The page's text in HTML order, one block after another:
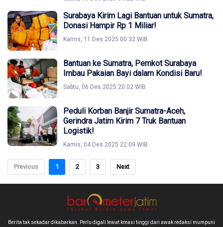
Surabaya Kirim Lagi Bantuan untuk Sumatra,
Donasi Hampir Rp 1 Miliar!
Kamis, 11 Des 2025 00:32 WIB
Bantuan ke Sumatra, Pemkot Surabaya
Imbau Pakaian Bayi dalam Kondisi Baru!
Sabtu, 06 Des 2025 20:02 WIB
Peduli Korban Banjir Sumatra-Aceh,
Gerindra Jatim Kirim 7 Truk Bantuan
Logistik!
Kamis, 04 Des 2025 22:09 WIB
Previous 1 2 3 Next
Berita tak sekadar dikabarkan. Perlu digali lewat kreasi tinggi dari awak redaksi mumpuni